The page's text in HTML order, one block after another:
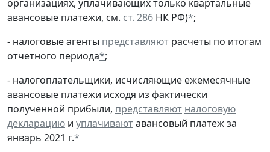
организациях, уплачивающих только квартальные
авансовые платежи, см. ст. 286 НК РФ)*;
- налоговые агенты представляют расчеты по итогам
отчетного периода*;
- налогоплательщики, исчисляющие ежемесячные
авансовые платежи исходя из фактически
полученной прибыли, представляют налоговую
декларацию и уплачиваютавансовый платеж за
январь 2021 г.*